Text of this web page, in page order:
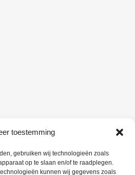
toestemming
gebruiken wij technologieën zoals
op te slaan en/of te raadplegen.
kunnen wij gegevens zoals